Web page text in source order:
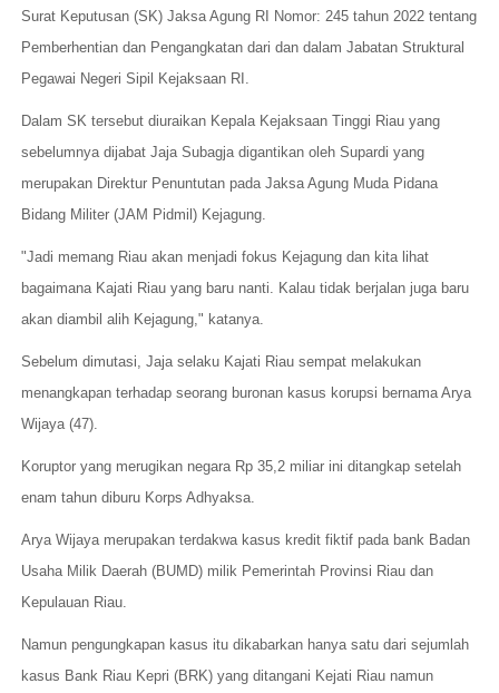
Surat Keputusan (SK) Jaksa Agung RI Nomor: 245 tahun 2022 tentang
Pemberhentian dan Pengangkatan dari dan dalam Jabatan Struktural
Pegawai Negeri Sipil Kejaksaan RI.
Dalam SK tersebut diuraikan Kepala Kejaksaan Tinggi Riau yang
sebelumnya dijabat Jaja Subagja digantikan oleh Supardi yang
merupakan Direktur Penuntutan pada Jaksa Agung Muda Pidana
Bidang Militer (JAM Pidmil) Kejagung.
"Jadi memang Riau akan menjadi fokus Kejagung dan kita lihat
bagaimana Kajati Riau yang baru nanti. Kalau tidak berjalan juga baru
akan diambil alih Kejagung," katanya.
Sebelum dimutasi, Jaja selaku Kajati Riau sempat melakukan
menangkapan terhadap seorang buronan kasus korupsi bernama Arya
Wijaya (47).
Koruptor yang merugikan negara Rp 35,2 miliar ini ditangkap setelah
enam tahun diburu Korps Adhyaksa.
Arya Wijaya merupakan terdakwa kasus kredit fiktif pada bank Badan
Usaha Milik Daerah (BUMD) milik Pemerintah Provinsi Riau dan
Kepulauan Riau.
Namun pengungkapan kasus itu dikabarkan hanya satu dari sejumlah
kasus Bank Riau Kepri (BRK) yang ditangani Kejati Riau namun